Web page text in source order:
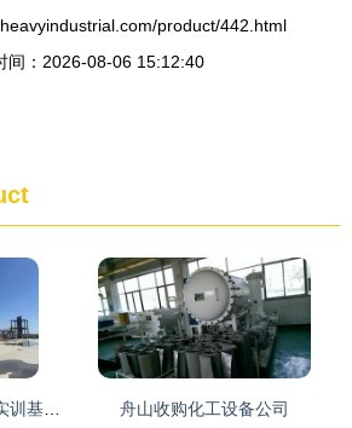
product/442.html
间：2026-08-06 15:12:40
舟山收购化工设备公司